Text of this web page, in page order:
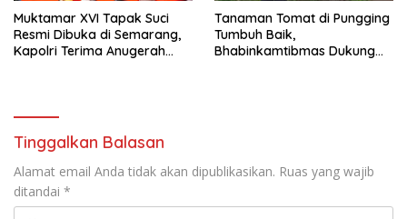
Muktamar XVI Tapak Suci
Resmi Dibuka di Semarang,
Kapolri Terima Anugerah
Tanaman Tomat di Pungging
Tumbuh Baik,
Bhabinkamtibmas Dukung
Tinggalkan Balasan
Alamat email Anda tidak akan dipublikasikan. Ruas yang wajib
ditandai *